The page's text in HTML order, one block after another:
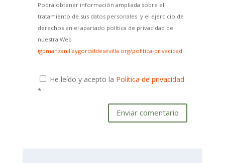
Podrá obtener información ampliada sobre el
tratamiento de sus datos personales y el ejercicio de
derechos en el apartado política de privacidad de
nuestra Web
igpmanzanillaygordaldesevilla.org/politica-privacidad
He leído y acepto la Política de privacidad
*
Enviar comentario